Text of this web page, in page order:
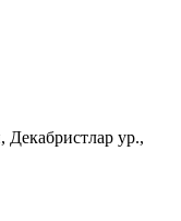
Декабристлар ур.,